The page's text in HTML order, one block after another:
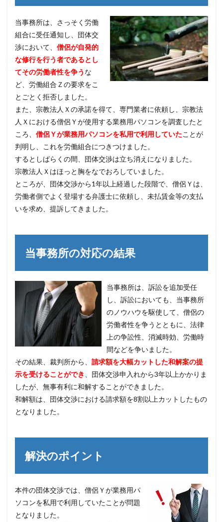
当事務所は、さっそく労働
組合に受任通知し、団体交
渉において、 僧侶が自発的
な修行を行う者であるとし
てその労働者性を争う な
ど、労働組合Ｚの要求をこ
とごとく拒否しました。
また、宗教法人Ｘの承諾を得て、専門業者に依頼し、宗教法
人Ｘにおける僧侶Ｙが使用する業務用パソコンを調査したと
ころ、 僧侶Ｙが業務用パソコンを私用で利用していたことが
判明し、これを労働組合につきつけました。
するとしばらくの間、団体交渉は立ち消えになりました。
宗教法人Ｘはほっと胸をなでおろしていました。
ところが、団体交渉から1年以上経過した段階で、僧侶Ｙは、
労働者側でよく登場する弁護士に依頼し、未払賃金等の支払
いを求め、提訴してきました。
当事務所の対応の結果
当事務所は、訴訟を追加受任
し、訴訟においても、当事務所
のノウハウを駆使して、僧侶の
労働者性を争うとともに、法律
上の争訟性、消滅時効、労働時
間などを争いました。
その結果、裁判所から、 請求額を大幅カットした和解案の提
示を受けることができ
、団体交渉申入れから3年以上かかりま
したが、無事有利に和解することができました。
和解額は、団体交渉における請求額を8割以上カットしたもの
となりました。
解決のポイント
本件の団体交渉では、僧侶Ｙが業務用パ
ソコンを私用で利用していたことが問題
となりました。